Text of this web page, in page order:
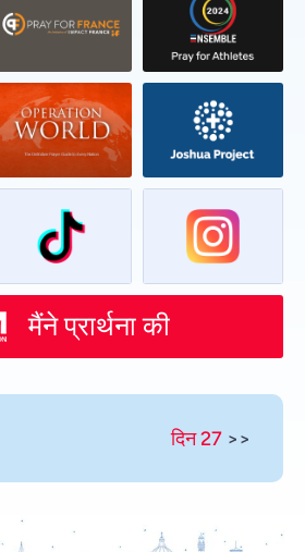
मैंने प्रार्थना की
दिन 27 >>
Thai